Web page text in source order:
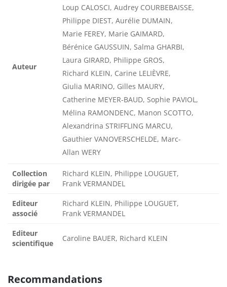
Auteur
Loup CALOSCI, Audrey COURBEBAISSE,
Philippe DIEST, Aurélie DUMAIN,
Marie FEREY, Marie GAIMARD,
Bérénice GAUSSUIN, Salma GHARBI,
Laura GIRARD, Philippe GROS,
Richard KLEIN, Carine LELIÈVRE,
Giulia MARINO, Gilles MAURY,
Catherine MEYER-BAUD, Sophie PAVIOL,
Mélina RAMONDENC, Manon SCOTTO,
Alexandrina STRIFFLING MARCU,
Gauthier VANOVERSCHELDE, Marc-
Allan WERY
Collection
dirigée par
Richard KLEIN, Philippe LOUGUET,
Frank VERMANDEL
Editeur
associé
Richard KLEIN, Philippe LOUGUET,
Frank VERMANDEL
Editeur
scientifique
Caroline BAUER, Richard KLEIN
Recommandations